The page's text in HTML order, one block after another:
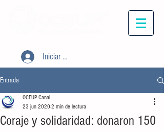
Iniciar sesión
Entrada
Coraje y solidaridad: donaron 150
OCEUP Canal
23 jun 2020 2 min de lectura